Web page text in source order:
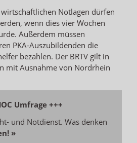
Notlagen dürfen
wenn dies vier Wochen
Außerdem müssen
PKA-Auszubildenden die
bezahlen. Der BRTV gilt in
mit Ausnahme von Nordrhein
Umfrage +++
und Notdienst. Was denken
»